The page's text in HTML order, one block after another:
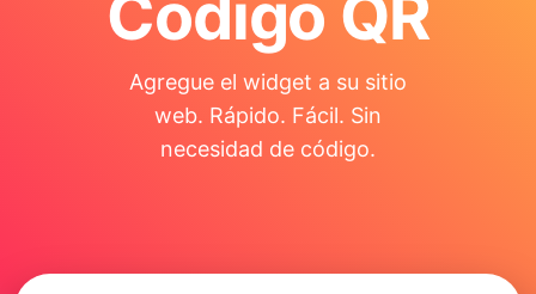
Código QR
Agregue el widget a su sitio
web. Rápido. Fácil. Sin
necesidad de código.